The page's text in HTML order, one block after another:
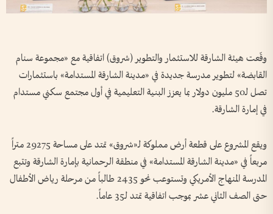
وقّعت هيئة الشارقة للاستثمار والتطوير (شروق) اتفاقية مع «مجموعة سنام
القابضة» لتطوير مدرسة جديدة في «مدينة الشارقة المستدامة» باستثمارات
تصل لـ50 مليون دولار بما يعزز البنية التعليمية في أول مجتمع سكني مستدام
في إمارة الشارقة.
ويقع المشروع على قطعة أرض مملوكة لـ«شروق» تمتد على مساحة 29275 متراً
مربعاً في «مدينة الشارقة المستدامة» في منطقة الرحمانية بإمارة الشارقة وتتبع
المدرسة المنهاج الأمريكي وتستوعب نحو 2435 طالباً من مرحلة رياض الأطفال
حتى الصف الثاني عشر بموجب اتفاقية تمتد لـ35 عاماً.